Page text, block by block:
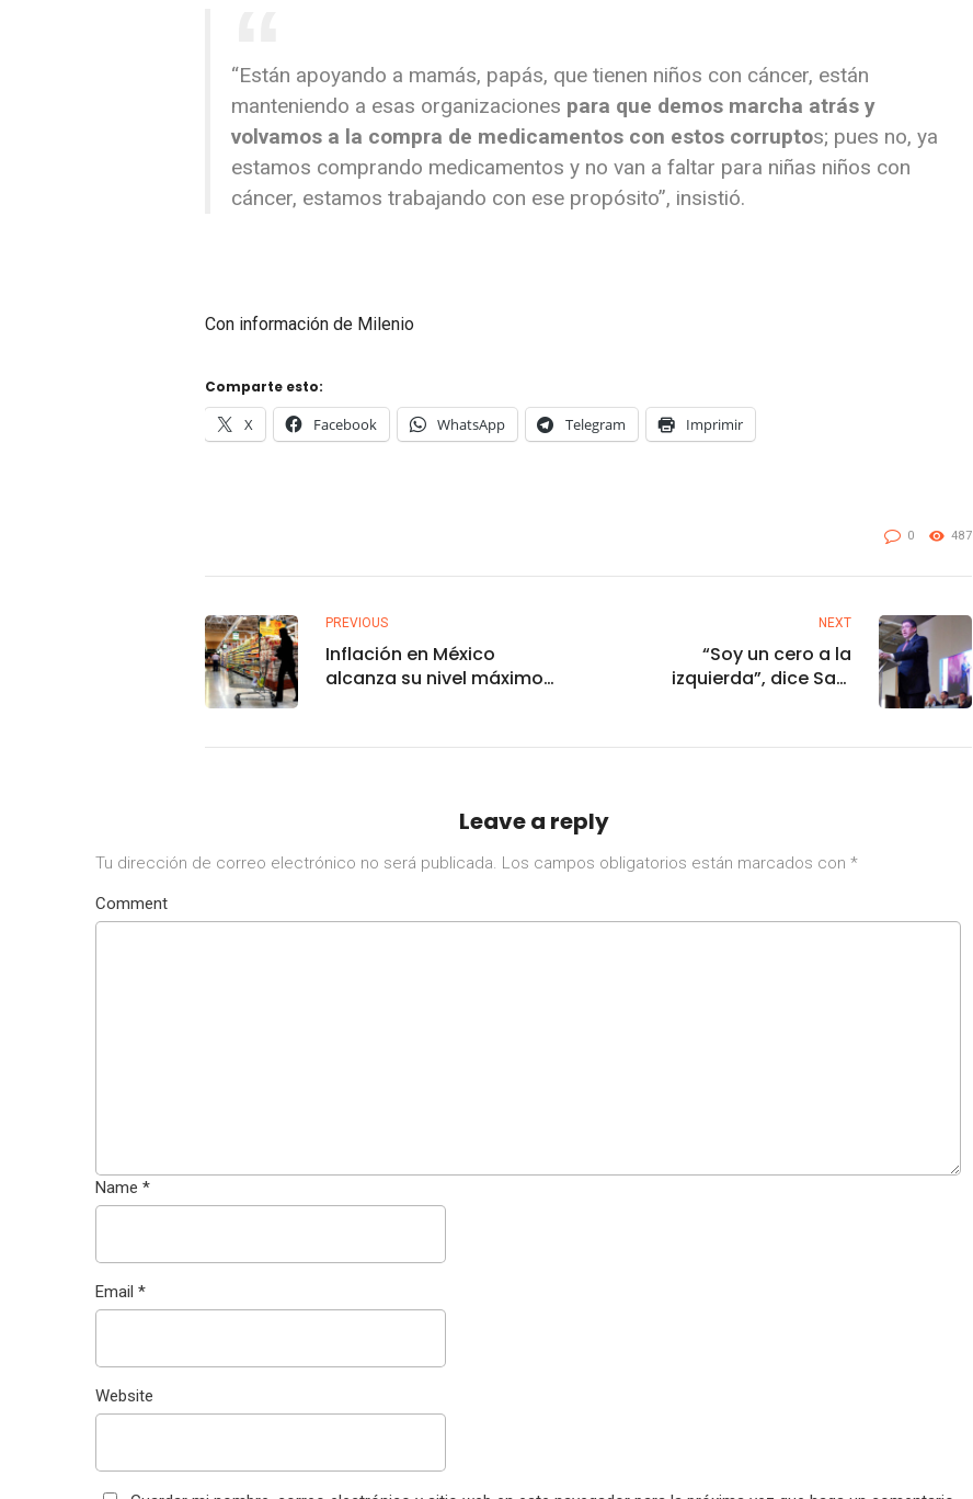
“Están apoyando a mamás, papás, que tienen niños con cáncer, están
manteniendo a esas organizaciones para que demos marcha atrás y
volvamos a la compra de medicamentos con estos corruptos; pues no, ya
estamos comprando medicamentos y no van a faltar para niñas niños con
cáncer, estamos trabajando con ese propósito”, insistió.
Con información de Milenio
Comparte esto:
X Facebook WhatsApp Telegram Imprimir
0 487
PREVIOUS
Inflación en México
alcanza su nivel máximo
mitad de noviembre
NEXT
“Soy un cero a la
izquierda”, dice Saúl
Leave a reply
Tu dirección de correo electrónico no será publicada. Los campos obligatorios están marcados con *
Comment
Name *
Email *
Website